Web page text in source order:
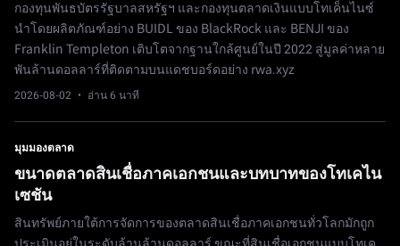
กองทุนพันธบัตรรัฐบาลสหรัฐฯ และกองทุนตลาดเงินแบบโทเค็นไนซ์
นำโดยผลิตภัณฑ์อย่าง BUIDL ของ BlackRock และ BENJI ของ
Franklin Templeton เติบโตจากฐานใกล้ศูนย์ในปี 2022 สู่มูลค่าหลาย
พันล้านดอลลาร์ที่ติดตามบนแดชบอร์ดอย่าง rwa.xyz
2026-08-02 · อ่าน 6 นาที
มุมมองตลาด
ขนาดตลาดสินเชื่อภาคเอกชนและบทบาทของโทเคไน
เซชัน
สินทรัพย์ภายใต้การจัดการของตลาดสินเชื่อภาคเอกชนทั่วโลกมักถูก